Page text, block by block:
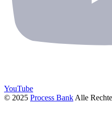
YouTube
© 2025 Process Bank Alle